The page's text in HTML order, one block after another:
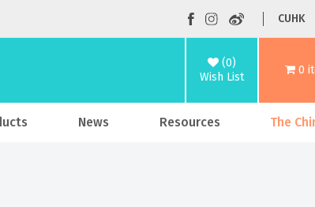
CUHK
(0)
Wish List
0
News Resources The